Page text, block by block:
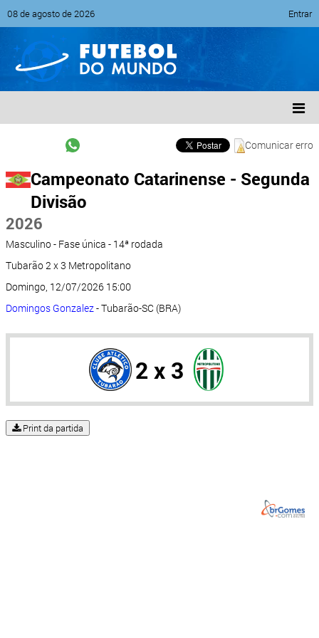
08 de agosto de 2026 Entrar
Comunicar erro
Campeonato Catarinense - Segunda
Divisão
2026
Masculino - Fase única - 14ª rodada
Tubarão 2 x 3 Metropolitano
Domingo, 12/07/2026 15:00
Domingos Gonzalez- Tubarão-SC (BRA)
2 x 3
Print da partida